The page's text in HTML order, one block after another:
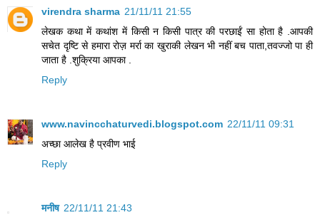
virendra sharma 21/11/11 21:55
लेखक कथा में कथांश में किसी न किसी पात्र की परछाईं सा होता है .आपकी
सचेत दृष्टि से हमारा रोज़ मर्रा का खुराकी लेखन भी नहीं बच पाता,तवज्जो पा ही
जाता है .शुक्रिया आपका .
Reply
www.navincchaturvedi.blogspot.com 22/11/11 09:31
अच्छा आलेख है प्रवीण भाई
Reply
मनीष 22/11/11 21:43